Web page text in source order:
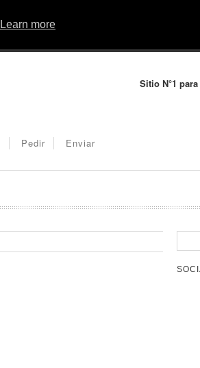
Learn more
Sitio N°1
Pedir Enviar